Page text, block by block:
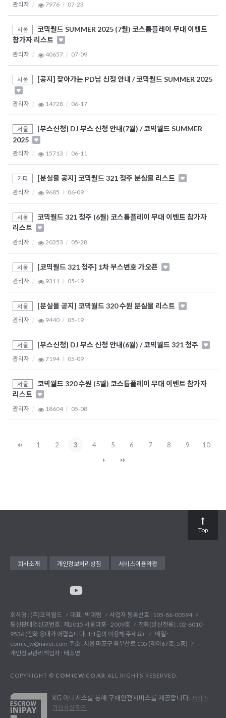
관리자 7976 07-23
서울
코믹월드 SUMMER 2025 (7월) 코스튬플레이 무대 이벤트
참가자 리스트
관리자 40657 07-09
서울 [공지] 찾아가는 PD님 신청 안내 / 코믹월드 SUMMER 2025
관리자 14728 06-17
서울
[부스신청] DJ 부스 신청 안내(7월) / 코믹월드 SUMMER
2025
관리자 15713 06-11
기타 [분실물 공지] 코믹월드 321 청주 분실물 리스트
관리자 9685 06-09
서울
코믹월드 321 청주 (6월) 코스튬플레이 무대 이벤트 참가자
리스트
관리자 20353 05-28
서울 [코믹월드 321 청주] 1차 부스번호 가오픈
관리자 9311 05-19
서울 [분실물 공지] 코믹월드 320 수원 분실물 리스트
관리자 9440 05-19
서울 [부스신청] DJ 부스 신청 안내(6월) / 코믹월드 321 청주
관리자 7194 05-09
서울
코믹월드 320 수원 (5월) 코스튬플레이 무대 이벤트 참가자
리스트
관리자 18604 05-08
1 2 3 4 5 6 7 8 9 10
회사소개 개인정보처리방침 서비스이용약관
회사명 : (주)코믹월드 대표 : 박대령
사업자 등록번호 : 105-86-00594
통신판매업신고번호 : 제2015 서울마포 - 2009호
전화(발신전용) : 02-6010-
9536 (전화 응대가 어렵습니다. 1:1문의 이용해 주세요)
메일 :
comic_w@naver.com 주소 : 서울 마포구 와우산로 105 (제이67호, 5층)
개인정보관리책임자 : 배소영
COPYRIGHT © COMICW.CO.KR ALL RIGHTS RESERVED.
KG 이니시스를 통해 구매안전서비스를 제공합니다. 서비스
가입사실 확인
Top